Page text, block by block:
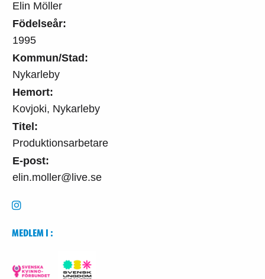
Elin Möller
Födelseår:
1995
Kommun/Stad:
Nykarleby
Hemort:
Kovjoki, Nykarleby
Titel:
Produktionsarbetare
E-post:
elin.moller@live.se
MEDLEM I :